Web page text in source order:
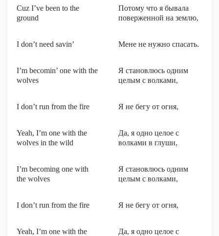
Cuz I’ve been to the
ground
Потому что я бывала
поверженной на землю,
I don’t need savin’ Мене не нужно спасать.
I’m becomin’ one with the
wolves
Я становлюсь одним
целым с волками,
I don’t run from the fire Я не бегу от огня,
Yeah, I’m one with the
wolves in the wild
Да, я одно целое с
волками в глуши,
I’m becoming one with
the wolves
Я становлюсь одним
целым с волками,
I don’t run from the fire Я не бегу от огня,
Yeah, I’m one with the
Да, я одно целое с